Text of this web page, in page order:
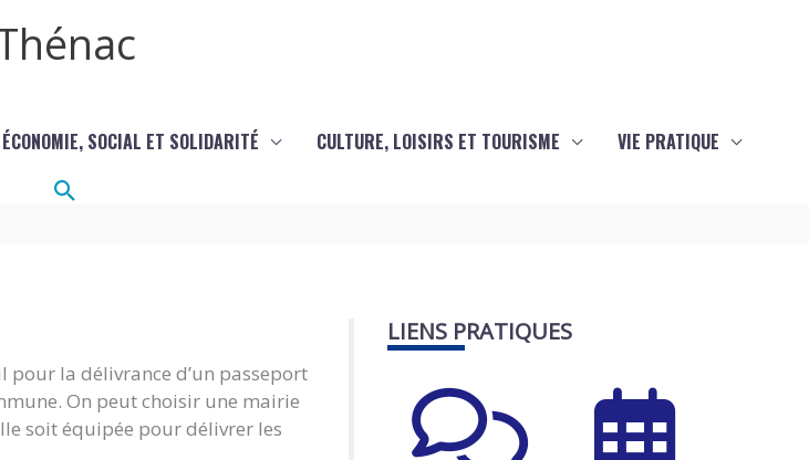
ÉCONOMIE, SOCIAL ET SOLIDARITÉ CULTURE, LOISIRS ET TOURISME VIE PRATIQUE
Rechercher
pour la délivrance d’un passeport
On peut choisir une mairie
soit équipée pour délivrer les
LIENS PRATIQUES